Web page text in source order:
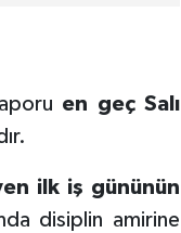
en geç Salı
ilk iş gününün
disiplin amirine